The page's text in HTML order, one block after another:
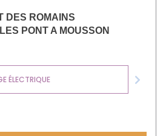
DES ROMAINS
PONT A MOUSSON
ÉLECTRIQUE
Next